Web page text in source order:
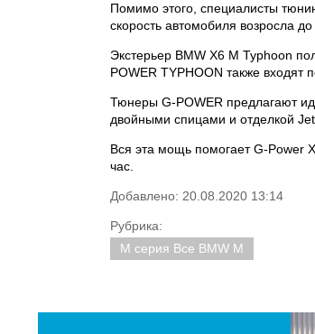
Помимо этого, специалисты
скорость автомобиля возросла
Экстерьер BMW X6 M Typhoon
POWER TYPHOON также
Тюнеры G-POWER предлагают
двойными спицами и отделкой
Вся эта мощь помогает G-Power
час.
Добавлено: 20.08.2020 13:14
Рубрика:
M серия Все BMW M